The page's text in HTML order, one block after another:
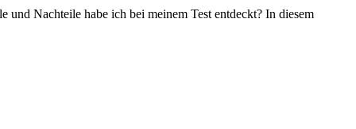
Nachteile habe ich bei meinem Test entdeckt? In diesem